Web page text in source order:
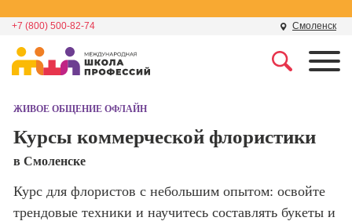
+7 (800) 500-82-74 Смоленск
Школа дизайна
программирования
поисковой
продвижение
сайтов)
ЖИВОЕ ОБЩЕНИЕ ОФЛАЙН
Курсы коммерческой флористики
в Смоленске
Курс для флористов с небольшим опытом: освойте
трендовые техники и научитесь составлять букеты и